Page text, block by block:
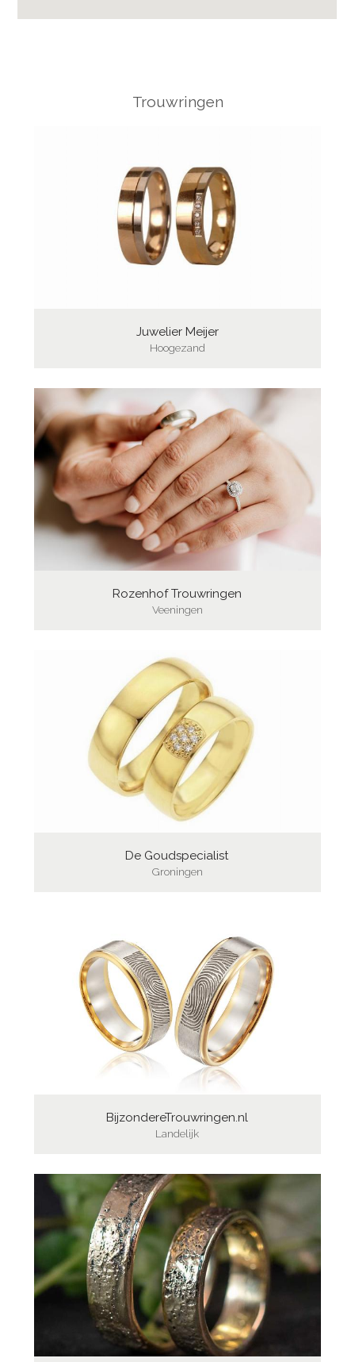
Trouwringen
Juwelier Meijer
Hoogezand
Rozenhof Trouwringen
Veeningen
De Goudspecialist
Groningen
BijzondereTrouwringen.nl
Landelijk